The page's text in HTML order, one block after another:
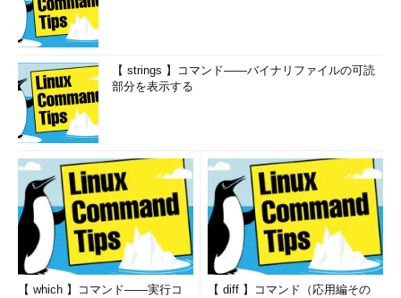
【 strings 】コマンド――バイナリファイルの可読
部分を表示する
【 which 】コマンド――実行コ
【 diff 】コマンド（応用編その